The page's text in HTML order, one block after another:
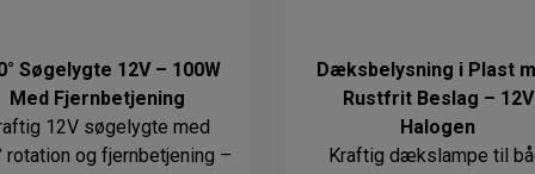
Søgelygte 12V – 100W
Med Fjernbetjening
12V søgelygte med
rotation og fjernbetjening –
Dæksbelysning i Plast
Rustfrit Beslag – 12V
Halogen
Kraftig dækslampe til